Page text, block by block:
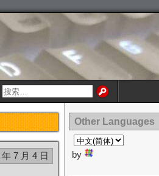
7 月 4 日
Other Languages
by